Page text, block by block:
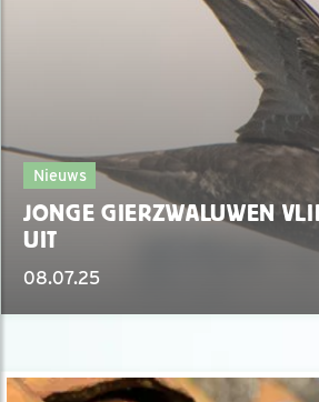
Nieuws
JONGE GIERZWALUWEN
UIT
08.07.25